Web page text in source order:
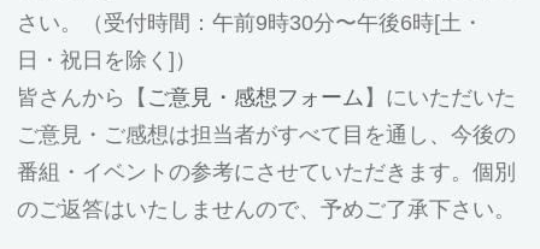
さい。（受付時間：午前9時30分〜午後6時[土・
日・祝日を除く]）
皆さんから【 ご意見・感想フォーム 】にいただいた
ご意見・ご感想は担当者がすべて目を通し、今後の
番組・イベントの参考にさせていただきます。個別
のご返答はいたしませんので、予めご了承下さい。